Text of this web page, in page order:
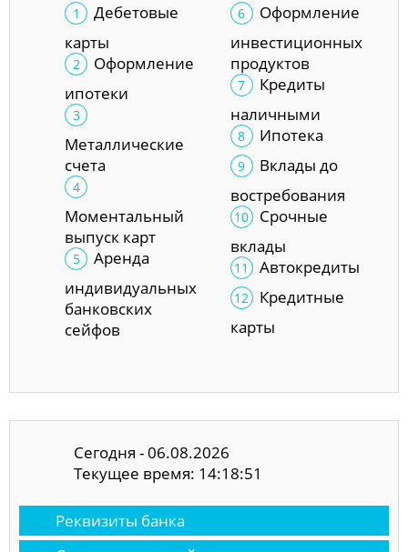
Дебетовые
карты
Оформление
ипотеки
Металлические
счета
Моментальный
выпуск карт
Аренда
индивидуальных
банковских
сейфов
Оформление
инвестиционных
продуктов
Кредиты
наличными
Ипотека
Вклады до
востребования
Срочные
вклады
Автокредиты
Кредитные
карты
Сегодня - 06.08.2026
Текущее время: 14:18:51
Реквизиты банка